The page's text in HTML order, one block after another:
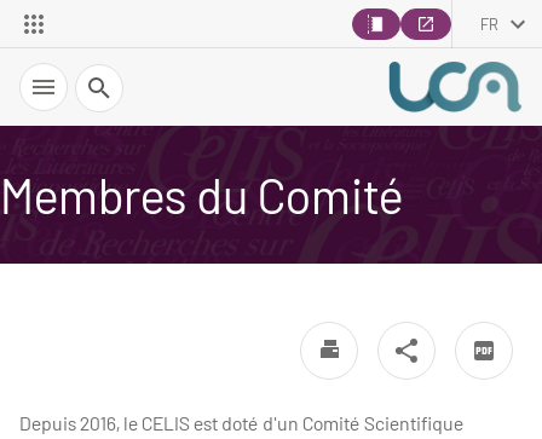
FR
Recherche
Membres du Comité
Depuis 2016, le CELIS est doté d'un Comité Scientifique